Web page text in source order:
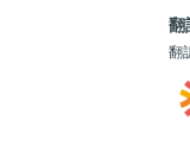
翻
翻